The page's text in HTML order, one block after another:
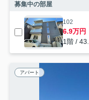
募集中の部屋
102
6.9万円
1階 /
アパート